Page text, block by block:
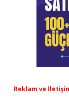
Reklam ve